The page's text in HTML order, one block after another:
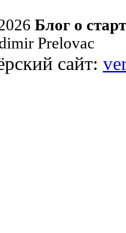
Блог о
Prelovac
сайт: